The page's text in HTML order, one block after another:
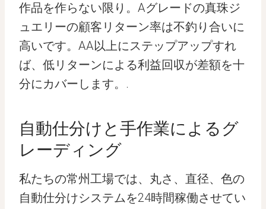
作品を作らない限り。Aグレードの真珠ジ
ュエリーの顧客リターン率は不釣り合いに
高いです。AA以上にステップアップすれ
ば、低リターンによる利益回収が差額を十
分にカバーします。.
自動仕分けと手作業によるグ
レーディング
私たちの常州工場では、丸さ、直径、色の
自動仕分けシステムを24時間稼働させてい